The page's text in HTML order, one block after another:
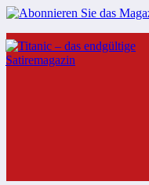
Zum
Inhalt
springen